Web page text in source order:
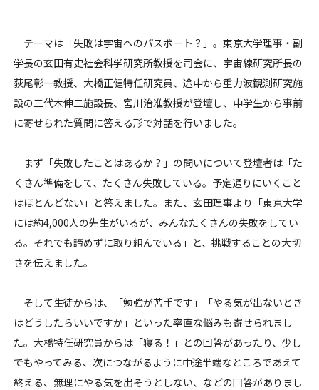
テーマは「失敗は宇宙へのパスポート？」。東京大学理事・副
学長の玄田有史社会科学研究所教授を司会に、宇宙線研究所長の
荻尾彰一教授、大橋正健特任研究員、途中から重力波観測研究施
設の三代木伸二施設長、宮川治准教授が登壇し、中学生から事前
に寄せられた質問に答える形で対話を行いました。
まず「失敗したことはあるか？」の問いについて登壇者は「た
くさん準備をして、たくさん失敗している。予定通りにいくこと
はほとんどない」と答えました。また、玄田理事より「東京大学
には約4,000人の先生がいるが、みんなたくさんの失敗をしてい
る。それでも諦めずに取り組んでいる」と、挑戦することの大切
さを伝えました。
そして生徒からは、「勉強が苦手です」「やる気が出ないとき
はどうしたらいいですか」といった率直な悩みも寄せられまし
た。大橋特任研究員からは「寝る！」との回答があったり、少し
でもやってみる、次につながるように中途半端なところであえて
終える、無理にやる気を出そうとしない、などの回答がありまし